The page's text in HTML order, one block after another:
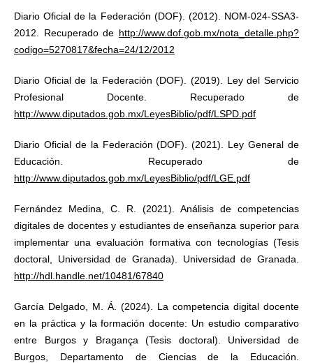
Diario Oficial de la Federación (DOF). (2012). NOM-024-SSA3-
2012. Recuperado de http://www.dof.gob.mx/nota_detalle.php?
codigo=5270817&fecha=24/12/2012
Diario Oficial de la Federación (DOF). (2019). Ley del Servicio
Profesional Docente. Recuperado de
http://www.diputados.gob.mx/LeyesBiblio/pdf/LSPD.pdf
Diario Oficial de la Federación (DOF). (2021). Ley General de
Educación. Recuperado de
http://www.diputados.gob.mx/LeyesBiblio/pdf/LGE.pdf
Fernández Medina, C. R. (2021). Análisis de competencias
digitales de docentes y estudiantes de enseñanza superior para
implementar una evaluación formativa con tecnologías (Tesis
doctoral, Universidad de Granada). Universidad de Granada.
http://hdl.handle.net/10481/67840
García Delgado, M. Á. (2024). La competencia digital docente
en la práctica y la formación docente: Un estudio comparativo
entre Burgos y Bragança (Tesis doctoral). Universidad de
Burgos, Departamento de Ciencias de la Educación.